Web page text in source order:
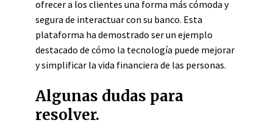
ofrecer a los clientes una forma más cómoda y
segura de interactuar con su banco. Esta
plataforma ha demostrado ser un ejemplo
destacado de cómo la tecnología puede mejorar
y simplificar la vida financiera de las personas.
Algunas dudas para
resolver.